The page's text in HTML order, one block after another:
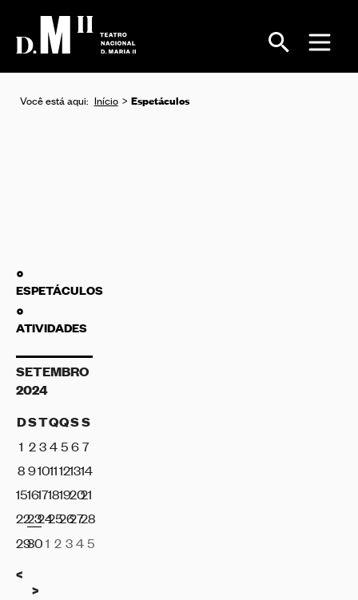
Você está aqui: Início Espetáculos
ESPETÁCULOS
ATIVIDADES
SETEMBRO
2024
DSTQQSS
1 2 34567
891011121314
15161718192021
22232425262728
29301 2 345
<
>